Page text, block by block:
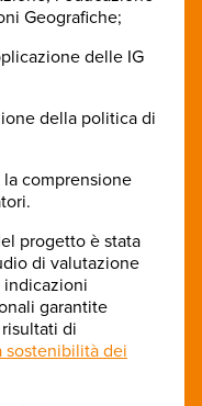
Geografiche;
delle IG
della politica di
comprensione
progetto è stata
di valutazione
indicazioni
garantite
di
sostenibilità dei